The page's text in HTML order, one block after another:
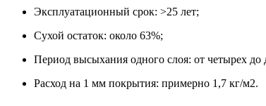
Эксплуатационный срок: >25 лет;
Сухой остаток: около 63%;
Период высыхания одного слоя: от четырех до
Расход на 1 мм покрытия: примерно 1,7 кг/м2.